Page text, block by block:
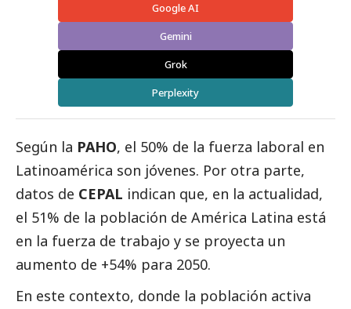
Google AI
Gemini
Grok
Perplexity
Según la PAHO, el 50% de la fuerza laboral en
Latinoamérica son jóvenes. Por otra parte,
datos de CEPAL indican que, en la actualidad,
el 51% de la población de América Latina está
en la fuerza de trabajo y se proyecta un
aumento de +54% para 2050.
En este contexto, donde la población activa